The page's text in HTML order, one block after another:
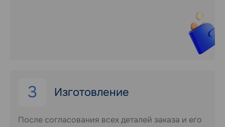
3 Изготовление
После согласования всех деталей заказа и его